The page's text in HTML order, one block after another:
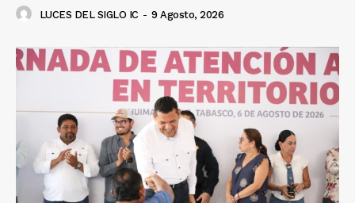
LUCES DEL SIGLO IC - 9 Agosto, 2026